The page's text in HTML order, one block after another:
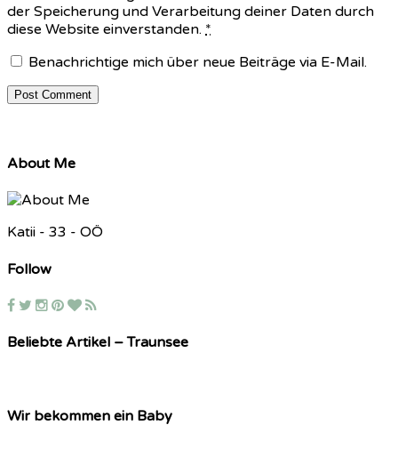
der Speicherung und Verarbeitung deiner Daten durch
diese Website einverstanden. *
Benachrichtige mich über neue Beiträge via E-Mail.
About Me
Katii - 33 - OÖ
Follow
Beliebte Artikel – Traunsee
Wir bekommen ein Baby